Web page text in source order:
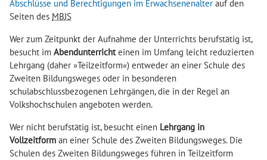
Abschlüsse und Berechtigungen im Erwachsenenalter auf den
Seiten des MBJS
Wer zum Zeitpunkt der Aufnahme der Unterrichts berufstätig ist,
besucht im Abendunterrichteinen im Umfang leicht reduzierten
Lehrgang (daher »Teilzeitform«) entweder an einer Schule des
Zweiten Bildungsweges oder in besonderen
schulabschlussbezogenen Lehrgängen, die in der Regel an
Volkshochschulen angeboten werden.
Wer nicht berufstätig ist, besucht einen Lehrgang in
Vollzeitform an einer Schule des Zweiten Bildungsweges. Die
Schulen des Zweiten Bildungsweges führen in Teilzeitform